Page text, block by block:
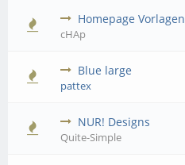
Homepage Vorlagen
cHAp
Blue large
pattex
NUR! Designs
Quite-Simple